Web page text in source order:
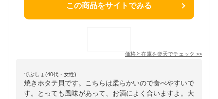
この商品をサイトでみる
価格と在庫を楽天でチェック >>
でぶしょ(40代・女性)
焼きホタテ貝です。こちらは柔らかいので食べやすいで
す。とっても風味があって、お酒によく合いますよ。大